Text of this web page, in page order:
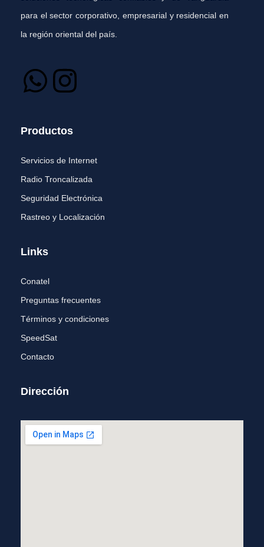
para el sector corporativo, empresarial y residencial en
la región oriental del país.
Productos
Servicios de Internet
Radio Troncalizada
Seguridad Electrónica
Rastreo y Localización
Links
Conatel
Preguntas frecuentes
Términos y condiciones
SpeedSat
Contacto
Dirección